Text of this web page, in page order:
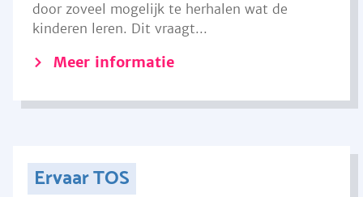
door zoveel mogelijk te herhalen wat de
kinderen leren. Dit vraagt...
Meer informatie
Ervaar TOS